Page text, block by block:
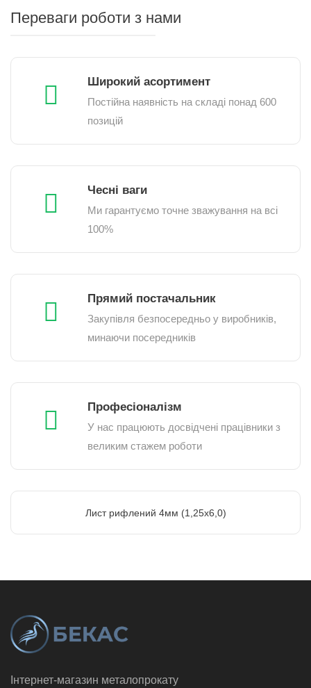
Переваги роботи з нами
Широкий асортимент
Постійна наявність на складі понад 600
позицій
Чесні ваги
Ми гарантуємо точне зважування на всі
100%
Прямий постачальник
Закупівля безпосередньо у виробників,
минаючи посередників
Професіоналізм
У нас працюють досвідчені працівники з
великим стажем роботи
Лист рифлений 4мм (1,25х6,0)
Інтернет-магазин металопрокату